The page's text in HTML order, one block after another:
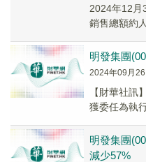
2024年12月
銷售總額約
明發集團
2024年09月
【財華社訊
獲委任為執
明發集團
減少57%